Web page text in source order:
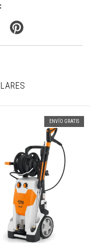
ENVÍO GRATIS